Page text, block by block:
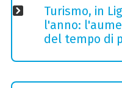
Turismo, in
l'anno:
del tempo di